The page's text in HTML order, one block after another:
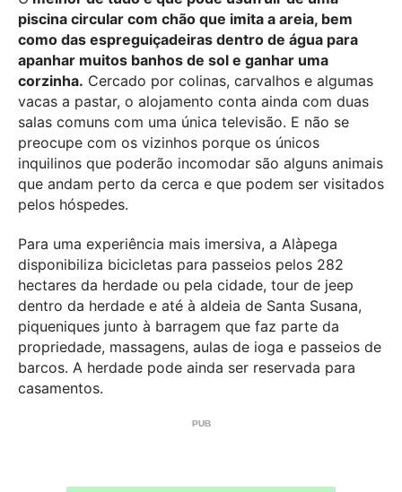
piscina circular com chão que imita a areia, bem
como das espreguiçadeiras dentro de água para
apanhar muitos banhos de sol e ganhar uma
corzinha. Cercado por colinas, carvalhos e algumas
vacas a pastar, o alojamento conta ainda com duas
salas comuns com uma única televisão. E não se
preocupe com os vizinhos porque os únicos
inquilinos que poderão incomodar são alguns animais
que andam perto da cerca e que podem ser visitados
pelos hóspedes.
Para uma experiência mais imersiva, a Alàpega
disponibiliza bicicletas para passeios pelos 282
hectares da herdade ou pela cidade, tour de jeep
dentro da herdade e até à aldeia de Santa Susana,
piqueniques junto à barragem que faz parte da
propriedade, massagens, aulas de ioga e passeios de
barcos. A herdade pode ainda ser reservada para
casamentos.